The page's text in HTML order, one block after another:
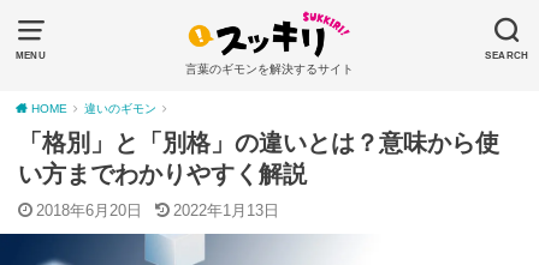
MENU SEARCH
言葉のギモンを解決するサイト
HOME 違いのギモン
「格別」と「別格」の違いとは？意味から使
い方までわかりやすく解説
2018年6月20日 2022年1月13日